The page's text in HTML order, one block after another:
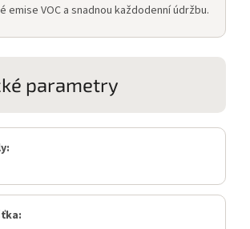
emise VOC a snadnou každodenní údržbu.
parametry